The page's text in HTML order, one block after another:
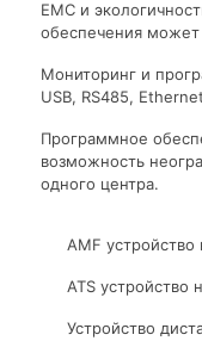
EMC и
обеспечения может
Мониторинг и
USB, RS485,
Программное
возможность
одного центра.
AMF
ATS устройство
Устройство